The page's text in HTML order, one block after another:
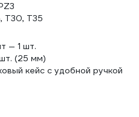
T30, T35
— 1 шт.
(25 мм)
кейс с удобной ручкой